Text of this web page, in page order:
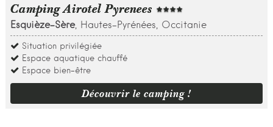
Camping Airotel Pyrenees
Esquièze-Sère, Hautes-Pyrénées, Occitanie
Situation privilégiée
Espace aquatique chauffé
Espace bien-être
Découvrir le camping !